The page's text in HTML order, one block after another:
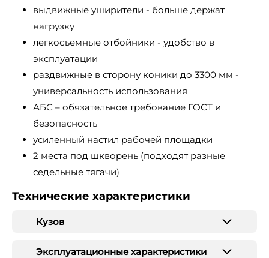
выдвижные уширители - больше держат
нагрузку
легкосъемные отбойники - удобство в
эксплуатации
раздвижные в сторону коники до 3300 мм -
универсальность использования
АБС – обязательное требование ГОСТ и
безопасность
усиленный настил рабочей площадки
2 места под шкворень (подходят разные
седельные тягачи)
Технические характеристики
Кузов
Эксплуатационные характеристики